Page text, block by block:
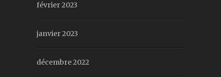
février 2023
janvier 2023
décembre 2022